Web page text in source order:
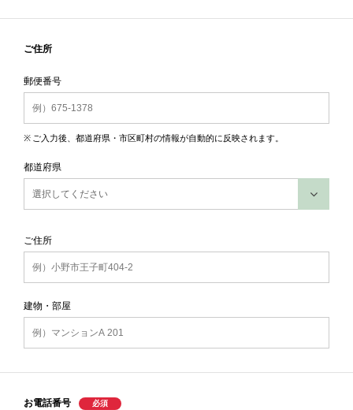
ご住所
郵便番号
ご入力後、都道府県・市区町村の情報が自動的に反映されます。
都道府県
ご住所
建物・部屋
お電話番号